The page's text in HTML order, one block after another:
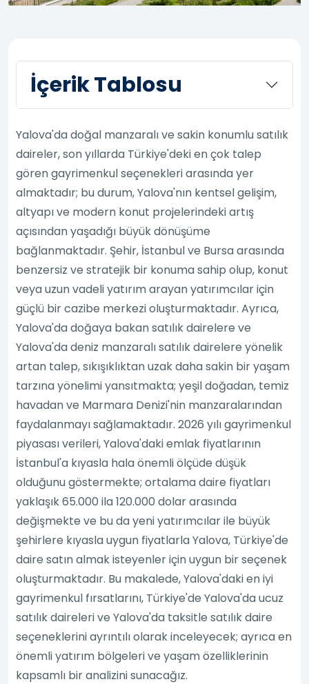
İçerik Tablosu
Yalova'da doğal manzaralı ve sakin konumlu satılık
daireler, son yıllarda Türkiye'deki en çok talep
gören gayrimenkul seçenekleri arasında yer
almaktadır; bu durum, Yalova'nın kentsel gelişim,
altyapı ve modern konut projelerindeki artış
açısından yaşadığı büyük dönüşüme
bağlanmaktadır. Şehir, İstanbul ve Bursa arasında
benzersiz ve stratejik bir konuma sahip olup, konut
veya uzun vadeli yatırım arayan yatırımcılar için
güçlü bir cazibe merkezi oluşturmaktadır. Ayrıca,
Yalova'da doğaya bakan satılık dairelere ve
Yalova'da deniz manzaralı satılık dairelere yönelik
artan talep, sıkışıklıktan uzak daha sakin bir yaşam
tarzına yönelimi yansıtmakta; yeşil doğadan, temiz
havadan ve Marmara Denizi'nin manzaralarından
faydalanmayı sağlamaktadır. 2026 yılı gayrimenkul
piyasası verileri, Yalova'daki emlak fiyatlarının
İstanbul'a kıyasla hala önemli ölçüde düşük
olduğunu göstermekte; ortalama daire fiyatları
yaklaşık 65.000 ila 120.000 dolar arasında
değişmekte ve bu da yeni yatırımcılar ile büyük
şehirlere kıyasla uygun fiyatlarla Yalova, Türkiye'de
daire satın almak isteyenler için uygun bir seçenek
oluşturmaktadır. Bu makalede, Yalova'daki en iyi
gayrimenkul fırsatlarını, Türkiye'de Yalova'da ucuz
satılık daireleri ve Yalova'da taksitle satılık daire
seçeneklerini ayrıntılı olarak inceleyecek; ayrıca en
önemli yatırım bölgeleri ve yaşam özelliklerinin
kapsamlı bir analizini sunacağız.